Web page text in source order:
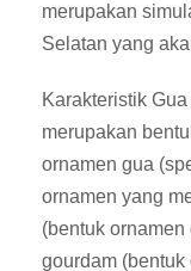
merupakan
Selatan yang
Karakteristik
merupakan
ornamen gua
ornamen yang
(bentuk
gourdam